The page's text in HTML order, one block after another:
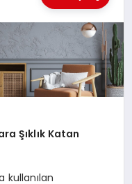
Şıklık Katan
kullanılan